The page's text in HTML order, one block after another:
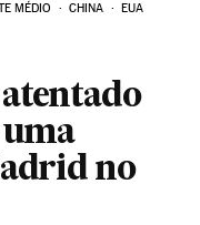
MÉDIO CHINA EUA
uma
no